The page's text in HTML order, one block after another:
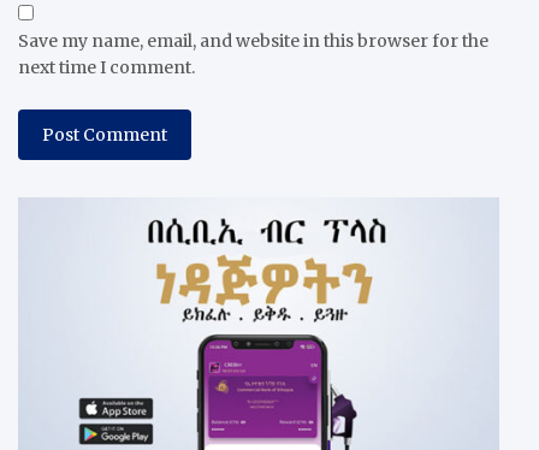
Save my name, email, and website in this browser for the
next time I comment.